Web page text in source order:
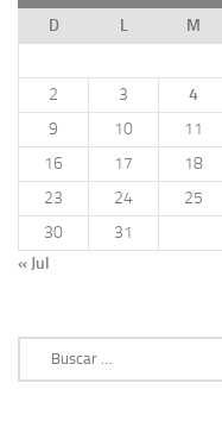
D
L M
2
3 4
9
10 11
16
17 18
23
24 25
30
31
« Jul